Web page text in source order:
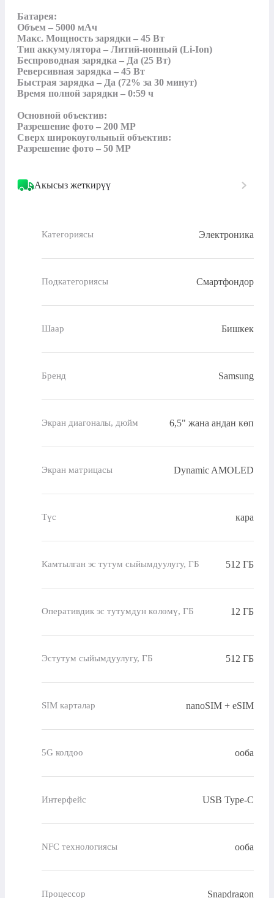
Батарея:
Объем – 5000 мАч
Макс. Мощность зарядки – 45 Вт
Тип аккумулятора – Литий-ионный (Li-Ion)
Беспроводная зарядка – Да (25 Вт)
Реверсивная зарядка – 45 Вт
Быстрая зарядка – Да (72% за 30 минут)
Время полной зарядки – 0:59 ч
Основной объектив:
Разрешение фото – 200 MP
Сверх широкоугольный объектив:
Разрешение фото – 50 MP
Акысыз жеткирүү
Категориясы Электроника
Подкатегориясы Смартфондор
Шаар Бишкек
Бренд Samsung
Экран диагоналы, дюйм 6,5" жана андан көп
Экран матрицасы Dynamic AMOLED
Түс кара
Камтылган эс тутум сыйымдуулугу, ГБ 512 ГБ
Оперативдик эс тутумдун көлөмү, ГБ 12 ГБ
Эстутум сыйымдуулугу, ГБ 512 ГБ
SIM карталар nanoSIM + eSIM
5G колдоо ооба
Интерфейс USB Type-C
NFC технологиясы ооба
Процессор Snapdragon